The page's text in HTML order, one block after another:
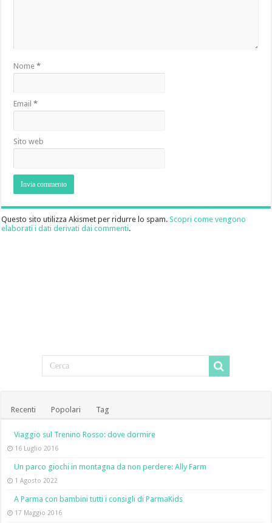
Nome*
Email*
Sito web
Questo sito utilizza Akismet per ridurre lo spam.Scopri come vengono
elaborati i dati derivati dai commenti.
Recenti Popolari Tag
Viaggio sul Trenino Rosso: dove dormire
16 Luglio 2016
Un parco giochi in montagna da non perdere: Ally Farm
1 Agosto 2022
A Parma con bambini tutti i consigli di ParmaKids
17 Maggio 2016